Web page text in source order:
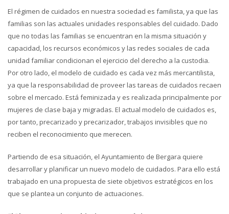
El régimen de cuidados en nuestra sociedad es familista, ya que las
familias son las actuales unidades responsables del cuidado. Dado
que no todas las familias se encuentran en la misma situación y
capacidad, los recursos económicos y las redes sociales de cada
unidad familiar condicionan el ejercicio del derecho a la custodia.
Por otro lado, el modelo de cuidado es cada vez más mercantilista,
ya que la responsabilidad de proveer las tareas de cuidados recaen
sobre el mercado. Está feminizada y es realizada principalmente por
mujeres de clase baja y migradas. El actual modelo de cuidados es,
por tanto, precarizado y precarizador, trabajos invisibles que no
reciben el reconocimiento que merecen.
Partiendo de esa situación, el Ayuntamiento de Bergara quiere
desarrollar y planificar un nuevo modelo de cuidados. Para ello está
trabajado en una propuesta de siete objetivos estratégicos en los
que se plantea un conjunto de actuaciones.